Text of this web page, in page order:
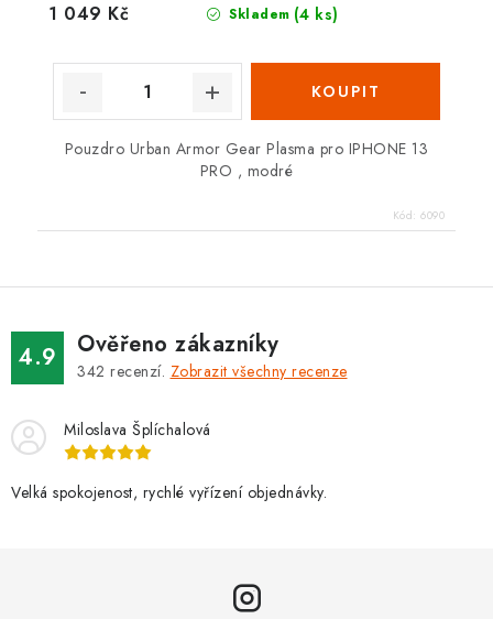
Skladem (4 ks)
1 049 Kč
Pouzdro Urban Armor Gear Plasma pro IPHONE 13
PRO , modré
Kód: 6090
4.9 Ověřeno zákazníky
342 recenzí. Zobrazit všechny recenze
Miloslava Šplíchalová
Velká spokojenost, rychlé vyřízení objednávky.